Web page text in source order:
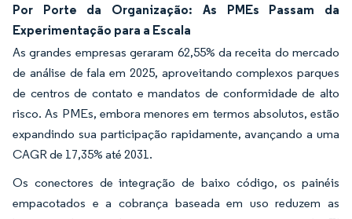
Por Porte da Organização: As PMEs Passam da
Experimentação para a Escala
As grandes empresas geraram 62,55% da receita do mercado
de análise de fala em 2025, aproveitando complexos parques
de centros de contato e mandatos de conformidade de alto
risco. As PMEs, embora menores em termos absolutos, estão
expandindo sua participação rapidamente, avançando a uma
CAGR de 17,35% até 2031.
Os conectores de integração de baixo código, os painéis
empacotados e a cobrança baseada em uso reduzem as